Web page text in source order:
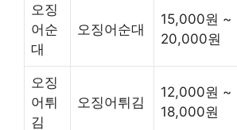
오징
어순
대
오징어순대
15,000원 ~
20,000원
오징
어튀
김
오징어튀김
12,000원 ~
18,000원